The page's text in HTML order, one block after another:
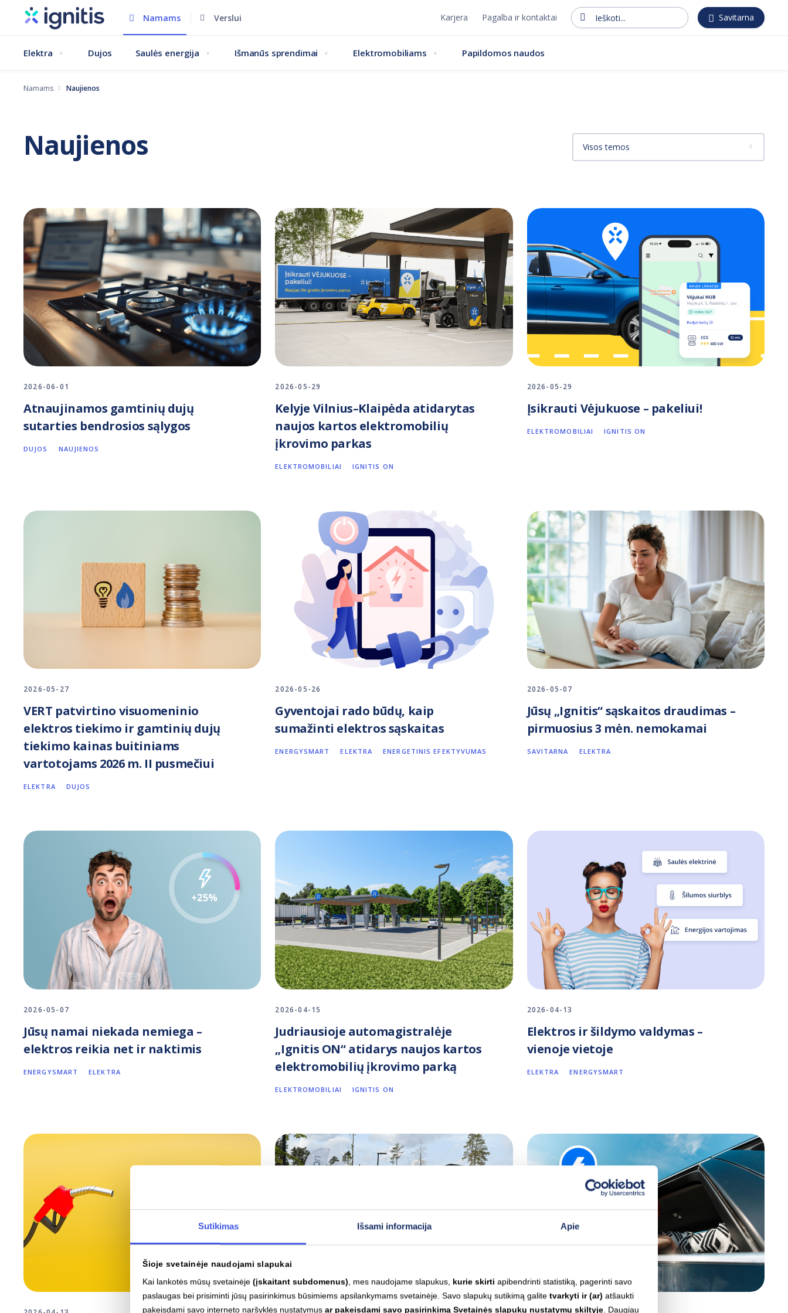
Sutikimas Išsami informacija Apie
Šioje svetainėje naudojami slapukai
Kai lankotės mūsų svetainėje(įskaitant subdomenus), mes naudojame slapukus, kurie skirti apibendrinti statistiką, pagerinti savo
paslaugas bei prisiminti jūsų pasirinkimus būsimiems apsilankymams svetainėje. Savo slapukų sutikimą galitetvarkyti ir (ar) atšaukti
pakeisdami savo interneto naršyklės nustatymusar pakeisdami savo pasirinkimą Svetainės slapukų nustatymų skiltyje. Daugiau
Pereiti
turinį
Namams Verslui Karjera Pagalba ir kontaktai Ieškoti... Savitarna
Elektra Dujos Saulės energija Išmanūs sprendimai Elektromobiliams Papildomos naudos
Namams Naujienos
Naujienos Visos temos
2026-06-01
Atnaujinamos gamtinių dujų
sutarties bendrosios sąlygos
DUJOS NAUJIENOS
2026-05-29
Kelyje Vilnius–Klaipėda atidarytas
naujos kartos elektromobilių
įkrovimo parkas
ELEKTROMOBILIAI IGNITIS ON
2026-05-29
Įsikrauti Vėjukuose – pakeliui!
ELEKTROMOBILIAI IGNITIS ON
2026-05-27
VERT patvirtino visuomeninio
elektros tiekimo ir gamtinių dujų
tiekimo kainas buitiniams
vartotojams 2026 m. II pusmečiui
ELEKTRA DUJOS
2026-05-26
Gyventojai rado būdų, kaip
sumažinti elektros sąskaitas
ENERGYSMART ELEKTRA ENERGETINIS EFEKTYVUMAS
2026-05-07
Jūsų „Ignitis“ sąskaitos draudimas –
pirmuosius 3 mėn. nemokamai
SAVITARNA ELEKTRA
2026-05-07
Jūsų namai niekada nemiega –
elektros reikia net ir naktimis
ENERGYSMART ELEKTRA
2026-04-15
Judriausioje automagistralėje
„Ignitis ON“ atidarys naujos kartos
elektromobilių įkrovimo parką
ELEKTROMOBILIAI IGNITIS ON
2026-04-13
Elektros ir šildymo valdymas –
vienoje vietoje
ELEKTRA ENERGYSMART